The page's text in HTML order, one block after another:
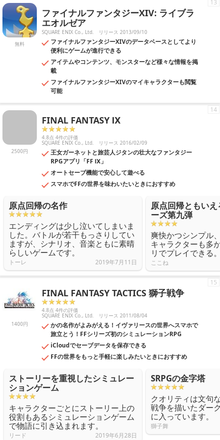
無料
ファイナルファンタジーXIV: ライブラ
エオルゼア
SQUARE ENIX Co., Ltd. リリース 2013/09/10
ファイナルファンタジーXIVのデータベースとしてより
便利にゲームが進行できる
アイテムやコンテンツ、モンスターなど様々な情報を掲
載
ファイナルファンタジーXIVのマイキャラクターも閲覧
可能
13
2500円
FINAL FANTASY Ⅸ
4.8点 4件の評価
SQUARE ENIX Co., Ltd. リリース 2016/02/09
王女ガーネットと旅芸人ジタンの壮大なファンタジー
RPGアプリ「FF Ⅸ」
オートセーブ機能で安心して遊べる
スマホでFFの世界を味わいたいときにおすすめ
14
原点回帰の名作
エンディングは少し泣いてしまいま
した。バトルが若干もっさりしてい
ますが、シナリオ、音楽ともに素晴
らしいゲームです。
トーレ 2019年7月11日
原点回帰ともい
ーズ第九弾
爽快かつシンプル
キャラクターも多
リでプレイできる
ここね
1400円
FINAL FANTASY TACTICS 獅子戦争
4.8点 4件の評価
SQUARE ENIX Co., Ltd. リリース 2011/08/04
かの名作がよみがえる！イヴァリースの世界へスマホで
旅立とう！FFシリーズ初のシミュレーションRPG
iCloudでセーブデータを保存できる
FFの世界をもっと手軽に楽しみたいときにおすすめ
15
ストーリーを重視したシミュレー
ションゲーム
キャラクターごとにストーリー上の
役割もあるシミュレーションゲーム
で物語に引き込まれます。
リード 2019年6月28日
SRPGの金字塔
クオリティは文句
戦争を描いたダー
に入っています。
獅子舞